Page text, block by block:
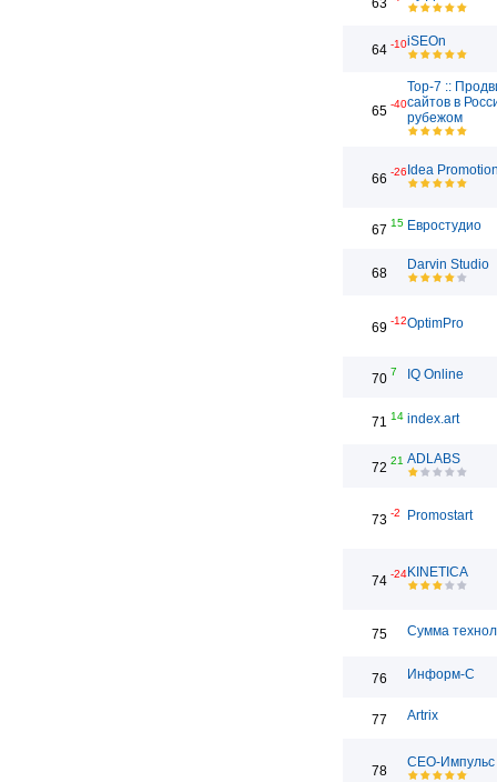
63
64 -10iSEOn
65 -40
Top-7 ::
сайтов в
рубежом
66 -26 Idea
67 15 Евростудио
68
Darvin Studio
69 -12OptimPro
70 7 IQ Online
71 14 index.art
72 21 ADLABS
73 -2 Promostart
74 -24KINETICA
75 Сумма
76 Информ-С
77 Artrix
78
СЕО-Импульс